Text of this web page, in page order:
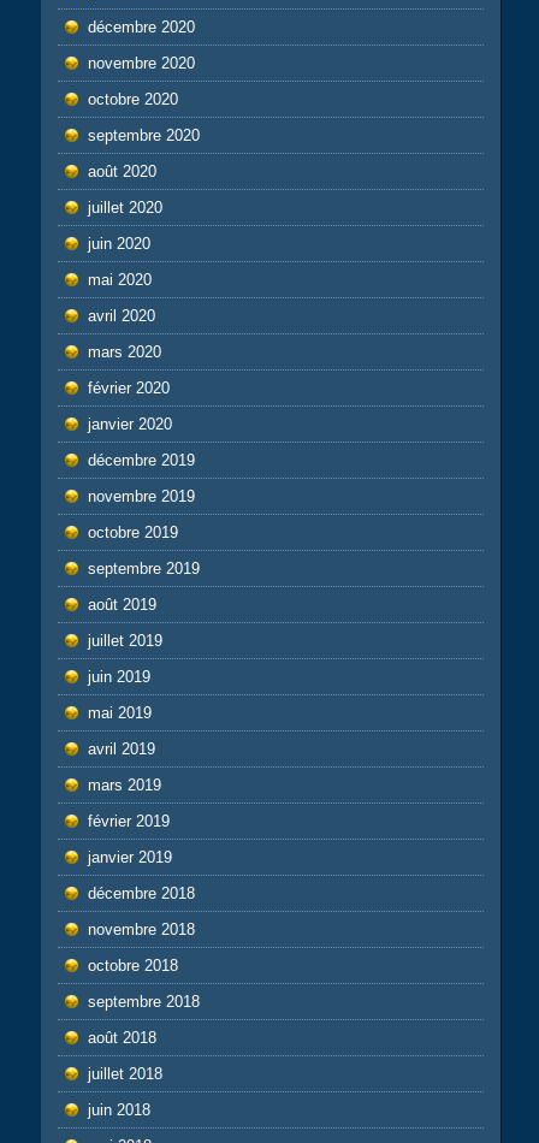
décembre 2020
novembre 2020
octobre 2020
septembre 2020
août 2020
juillet 2020
juin 2020
mai 2020
avril 2020
mars 2020
février 2020
janvier 2020
décembre 2019
novembre 2019
octobre 2019
septembre 2019
août 2019
juillet 2019
juin 2019
mai 2019
avril 2019
mars 2019
février 2019
janvier 2019
décembre 2018
novembre 2018
octobre 2018
septembre 2018
août 2018
juillet 2018
juin 2018